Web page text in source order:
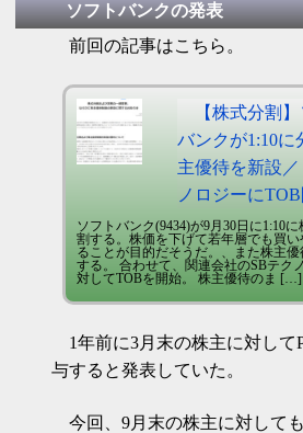
ソフトバンクの発表
前回の記事はこちら。
【株式分割
バンクが1:10に
主優待を新設／
ノロジーに
ソフトバンク(9434)が9月30日に1:10
割する。株価を下げて若年層でも買
ることが目的だそうだ。、また株主
する。 合わせて、関連会社のSBテク
対してTOBを開始。 株主優待のま […]
1年前に3月末の株主に対して
与すると発表していた。
今回、9月末の株主に対して